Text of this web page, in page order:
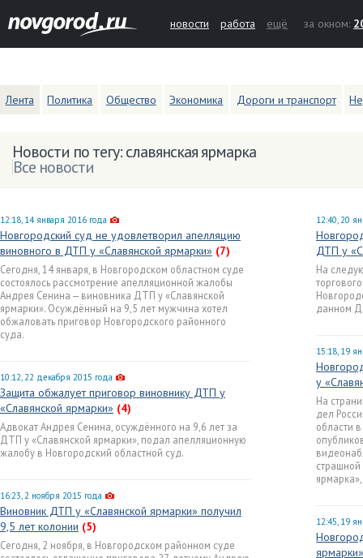
новости работа ещё за окном:
Лента Политика Общество Экономика Дороги и транспорт
Новости по тегу: славянская ярмарка
Все новости
12:18, 14 января 2016 года
Новгородский суд не удовлетворил апелляцию
виновного в ДТП у «Славянской ярмарки» (7)
Сегодня, 14 января, в Новгородском областном суде
состоялось рассмотрение апелляционной жалобы
Андрея Сенина — виновника ДТП у «Славянской
ярмарки». Осуждённый на 9,5 лет мужчина хотел
обжаловать приговор Новгородского районного
суда.
10:12, 22 декабря 2015 года
Защита обжалует приговор виновнику ДТП у
«Славянской ярмарки» (4)
Адвокат Андрея Сенина, осуждённого на 9,6 лет за
ДТП у «Славянской ярмарки», подал апелляционную
жалобу в Новгородский областной суд.
16:23, 2 ноября 2015 года
Виновник ДТП у «Славянской ярмарки» получил
9,5 лет колонии (5)
Сегодня, 2 ноября, в Новгородском районном суде
12:40, 20
ДТП у
На
данном
15:18, 19
у
На
дел
области
страшной
12:45, 19